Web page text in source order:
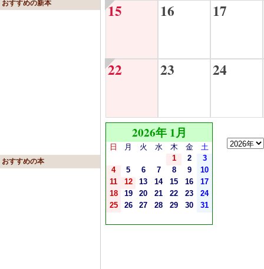
おすすめの新本
おすすめの本
15 16 17
22 23 24
2026年 1月
日 月 火 水 木 金
土
1
2
3
4
5 6 7 8 9
10
11
12 13 14 15 16
17
18
19 20 21 22 23
24
25
26 27 28 29 30 31